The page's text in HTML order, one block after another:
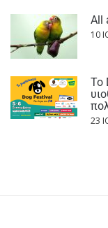
All
10
Το
23